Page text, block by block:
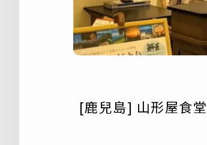
[鹿兒島] 山形屋食